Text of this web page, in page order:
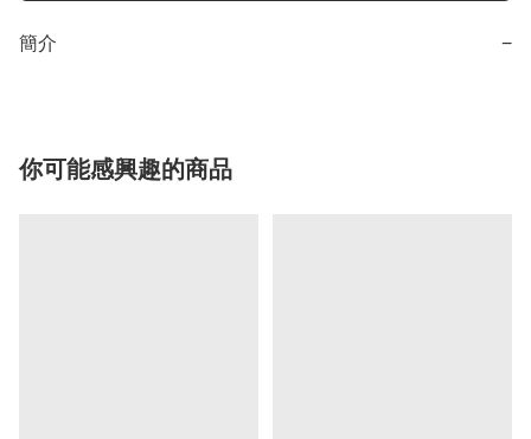
簡介 −
你可能感興趣的商品